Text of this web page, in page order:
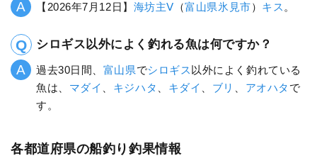
【2026年7月12日】 海坊主Ⅴ （富山県氷見市） キス 。
シロギス以外によく釣れる魚は何ですか？
過去30日間、 富山県でシロギス 以外によく釣れている
魚は、 マダイ キジハタ キダイ ブリ アオハタ で
す。
各都道府県の船釣り釣果情報